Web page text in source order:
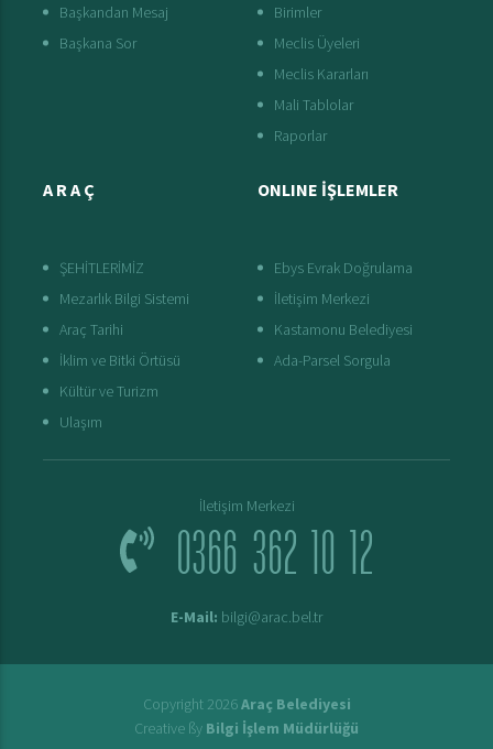
Başkandan Mesaj
Başkana Sor
Birimler
Meclis Üyeleri
Meclis Kararları
Mali Tablolar
Raporlar
A R A Ç
ŞEHİTLERİMİZ
Mezarlık Bilgi Sistemi
Araç Tarihi
İklim ve Bitki Örtüsü
Kültür ve Turizm
Ulaşım
ONLINE İŞLEMLER
Ebys Evrak Doğrulama
İletişim Merkezi
Kastamonu Belediyesi
Ada-Parsel Sorgula
İletişim Merkezi
0366 362 10 12
E-Mail: bilgi@arac.bel.tr
Copyright 2026Araç Belediyesi
Creative ßy Bilgi İşlem Müdürlüğü